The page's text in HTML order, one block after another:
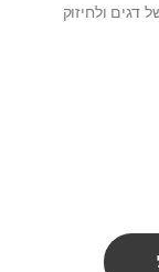
דגים ולחיזוק